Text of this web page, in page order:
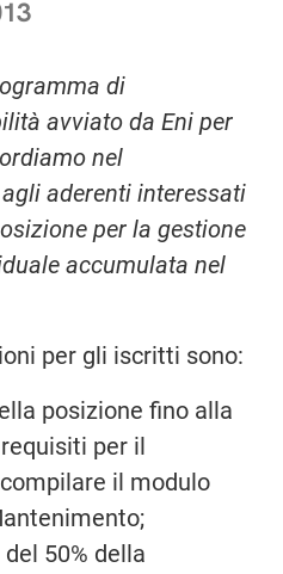
di
avviato da Eni per
nel
aderenti interessati
per la gestione
accumulata nel
per gli iscritti sono:
posizione fino alla
per il
il modulo
50% della